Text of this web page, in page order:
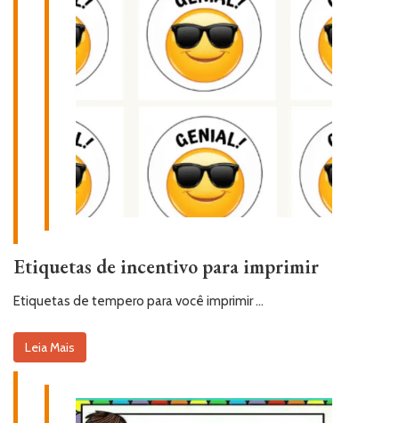
Etiquetas de incentivo para imprimir
Etiquetas de tempero para você imprimir …
Leia Mais